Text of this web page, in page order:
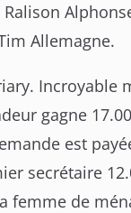
Ralison
Allemagne.
Incroyable
gagne
est
secrétaire
femme de